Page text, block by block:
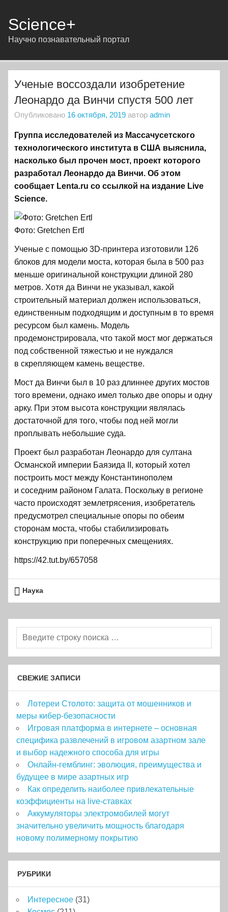
Science+
Научно познавательный портал
Ученые воссоздали изобретение
Леонардо да Винчи спустя 500 лет
Опубликовано 16 октября, 2019 автор admin
Группа исследователей из Массачусетского
технологического института в США выяснила,
насколько был прочен мост, проект которого
разработал Леонардо да Винчи. Об этом
сообщает Lenta.ru со ссылкой на издание Live
Science.
Фото: Gretchen Ertl
Ученые с помощью 3D-принтера изготовили 126
блоков для модели моста, которая была в 500 раз
меньше оригинальной конструкции длиной 280
метров. Хотя да Винчи не указывал, какой
строительный материал должен использоваться,
единственным подходящим и доступным в то время
ресурсом был камень. Модель
продемонстрировала, что такой мост мог держаться
под собственной тяжестью и не нуждался
в скрепляющем камень веществе.
Мост да Винчи был в 10 раз длиннее других мостов
того времени, однако имел только две опоры и одну
арку. При этом высота конструкции являлась
достаточной для того, чтобы под ней могли
проплывать небольшие суда.
Проект был разработан Леонардо для султана
Османской империи Баязида II, который хотел
построить мост между Константинополем
и соседним районом Галата. Поскольку в регионе
часто происходят землетрясения, изобретатель
предусмотрел специальные опоры по обеим
сторонам моста, чтобы стабилизировать
конструкцию при поперечных смещениях.
https://42.tut.by/657058
Наука
СВЕЖИЕ ЗАПИСИ
Лотереи Столото: защита от мошенников и
меры кибер-безопасности
Игровая платформа в интернете – основная
специфика развлечений в игровом азартном зале
и выбор надежного способа для игры
Онлайн-гемблинг: эволюция, преимущества и
будущее в мире азартных игр
Как определить наиболее привлекательные
коэффициенты на live-ставках
Аккумуляторы электромобилей могут
значительно увеличить мощность благодаря
новому полимерному покрытию
РУБРИКИ
Интересное (31)